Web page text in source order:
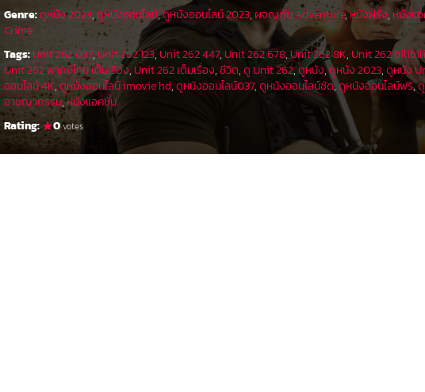
Genre:ดูหนัง 2023,ดูหนังออนไลน์,ดูหนังออนไลน์ 2023, ผจญภัย Adventure,หนังฝรั่ง, หนังแ
Crime
Tags:Unit 262 037,Unit 262 123, Unit 262 447,Unit 262 678,Unit 262 8K,Unit 262
Unit 262 พากย์ไทย เต็มเรื่อง,Unit 262 เต็มเรื่อง,ชีวิต,ดู Unit 262,ดูหนัง,ดูหนัง 2023,ดูหนัง
ออนไลน์ 4K,ดูหนังออนไลน์ imovie hd,ดูหนังออนไลน์037,ดูหนังออนไลน์ชัด,ดูหนังออนไลน์ฟรี,
อาชญากรรม,หนังแอคชั่น
Rating:
0votes